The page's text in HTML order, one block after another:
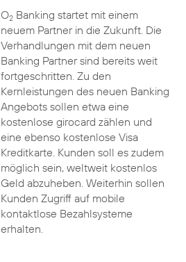
O2Banking startet mit einem
neuem Partner in die Zukunft. Die
Verhandlungen mit dem neuen
Banking Partner sind bereits weit
fortgeschritten. Zu den
Kernleistungen des neuen Banking
Angebots sollen etwa eine
kostenlose girocard zählen und
eine ebenso kostenlose Visa
Kreditkarte. Kunden soll es zudem
möglich sein, weltweit kostenlos
Geld abzuheben. Weiterhin sollen
Kunden Zugriff auf mobile
kontaktlose Bezahlsysteme
erhalten.